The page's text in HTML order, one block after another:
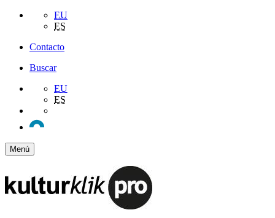
EU
ES
Contacto
Buscar
EU
ES
Menú